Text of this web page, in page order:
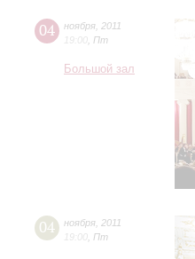
04 ноября 2011
19:00 Пт
Большой зал
04 ноября 2011
19:00 Пт